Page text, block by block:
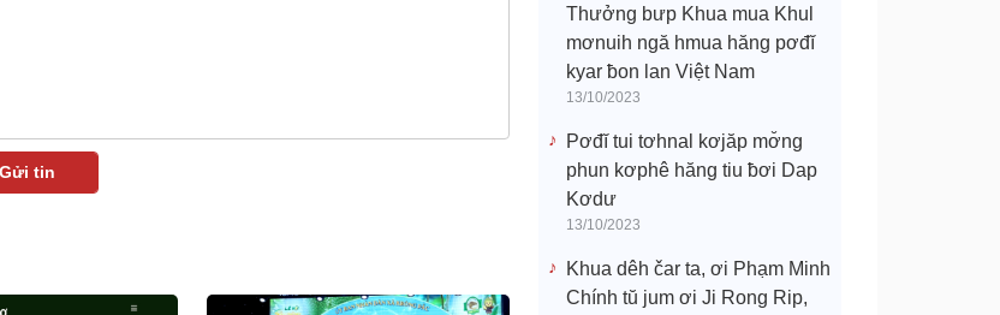
Thưởng bưp Khua mua Khul
mơnuih ngă hmua hăng pơđĭ
kyar ƀon lan Việt Nam
13/10/2023
Pơđĭ tui tơhnal kơjăp mơ̆ng
phun kơphê hăng tiu ƀơi Dap
Kơdư
13/10/2023
Khua dêh čar ta, ơi Phạm Minh
Chính tŭ jum ơi Ji Rong Rip,